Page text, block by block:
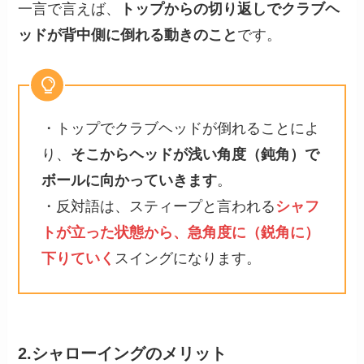
一言で言えば、
トップからの切り返しでクラブヘ
ッドが背中側に倒れる動きのこと です。
・トップでクラブヘッドが倒れることによ
り、 そこからヘッドが浅い角度（鈍角）で
ボールに向かっていきます。
・反対語は、スティープと言われる シャフ
トが立った状態から、急角度に（鋭角に）
下りていく スイングになります。
2.シャローイングのメリット